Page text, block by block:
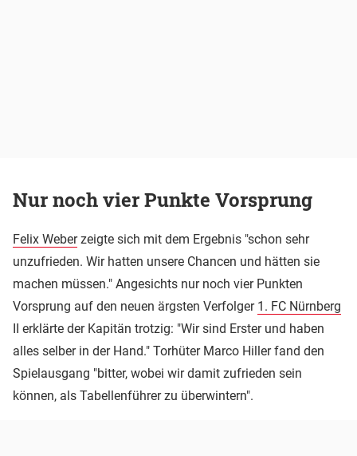
Nur noch vier Punkte Vorsprung
Felix Weberzeigte sich mit dem Ergebnis "schon sehr
unzufrieden. Wir hatten unsere Chancen und hätten sie
machen müssen." Angesichts nur noch vier Punkten
Vorsprung auf den neuen ärgsten Verfolger 1. FC Nürnberg
II erklärte der Kapitän trotzig: "Wir sind Erster und haben
alles selber in der Hand." Torhüter Marco Hiller fand den
Spielausgang "bitter, wobei wir damit zufrieden sein
können, als Tabellenführer zu überwintern".